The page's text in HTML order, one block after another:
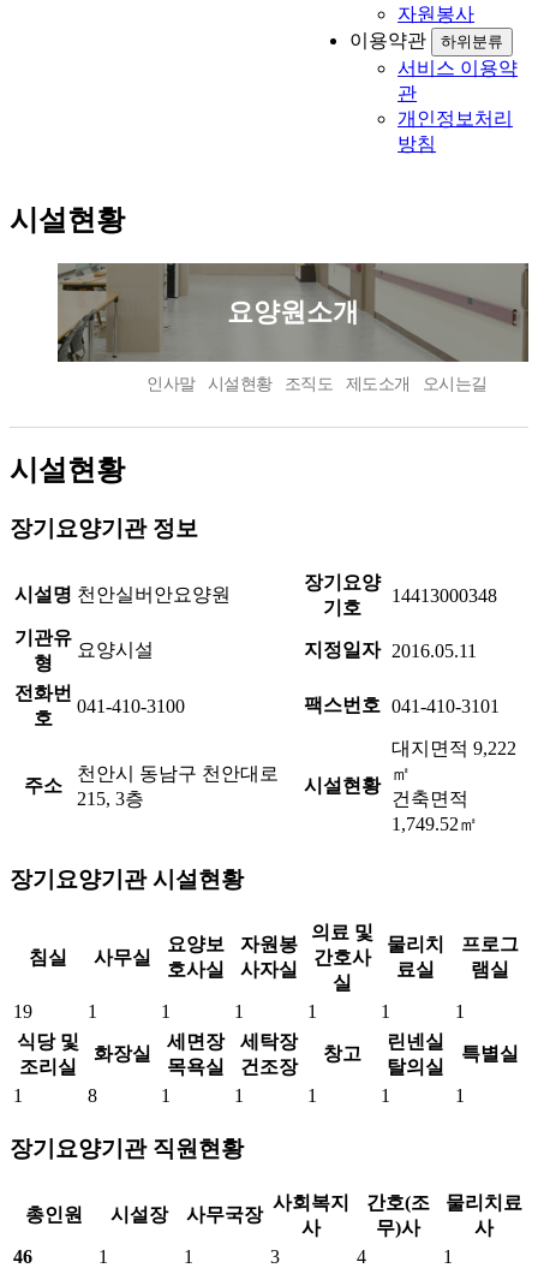
자원봉사
이용약관
하위분류
서비스 이용약
관
개인정보처리
방침
시설현황
요양원소개
인사말 시설현황 조직도 제도소개 오시는길
시설현황
장기요양기관 정보
시설명 천안실버안요양원
장기요양
기호
14413000348
기관유
형
요양시설 지정일자 2016.05.11
전화번
호
041-410-3100 팩스번호 041-410-3101
주소
천안시 동남구 천안대로
215, 3층
시설현황
대지면적 9,222
㎡
건축면적
1,749.52㎡
장기요양기관 시설현황
침실 사무실
요양보
호사실
자원봉
사자실
의료 및
간호사
실
물리치
료실
프로그
램실
19 1 1 1 1 1
1
식당 및
조리실
화장실
세면장
목욕실
세탁장
건조장
창고
린넨실
탈의실
특별실
1 8 1 1 1 1 1
장기요양기관 직원현황
총인원 시설장 사무국장
사회복지
사
간호(조
무)사
물리치료
사
46
1 1 3 4 1